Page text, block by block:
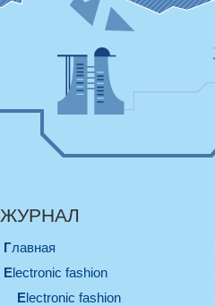
ЖУРНАЛ
Главная
electronic fashion
electronic fashion